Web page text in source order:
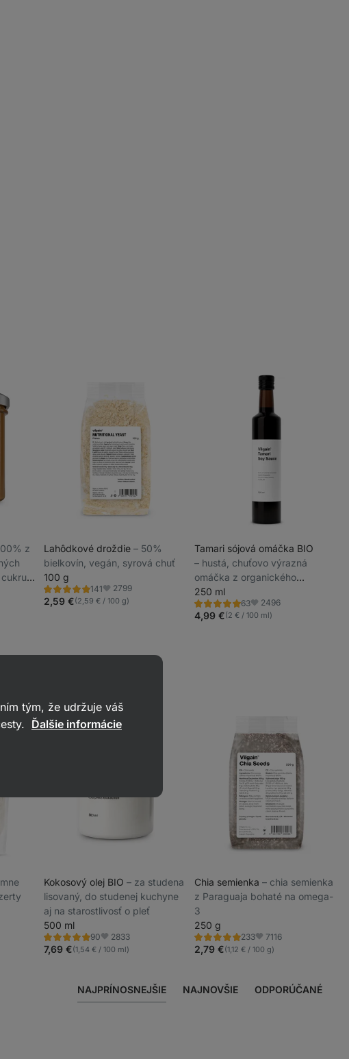
z
Lahôdkové droždie ⁠–⁠ 50%
bielkovín, vegán, syrová chuť
100 g
141
Hodnotenie
4.9/5,
141
Obľúbené
2799
2,59 €(2,59 € / 100 g)
Tamari sójová omáčka BIO
⁠–⁠ hustá, chuťovo výrazná
omáčka z organického
poľnohospodárstva
250 ml
63
Hodnotenie
4.9/5,
63
Obľúbené
2496
4,99 €(2 € / 100 ml)
Kokosový olej BIO ⁠–⁠ za studena
lisovaný, do studenej kuchyne
aj na starostlivosť o pleť
500 ml
90
Hodnotenie
5.0/5,
90
Obľúbené
2833
7,69 €(1,54 € / 100 ml)
Chia semienka⁠–⁠ chia semienka
z Paraguaja bohaté na omega-
3
250 g
233
Hodnotenie
5.0/5,
233
Obľúbené
7116
2,79 €(1,12 € / 100 g)
NAJPRÍNOSNEJŠIE NAJNOVŠIE ODPORÚČANÉ
tým, že udržuje váš
Ďalšie informácie